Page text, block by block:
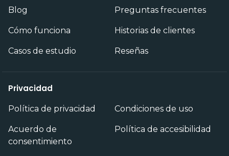
Blog Preguntas frecuentes
Cómo funciona Historias de clientes
Casos de estudio Reseñas
Privacidad
Política de privacidad Condiciones de uso
Acuerdo de
consentimiento
Política de accesibilidad